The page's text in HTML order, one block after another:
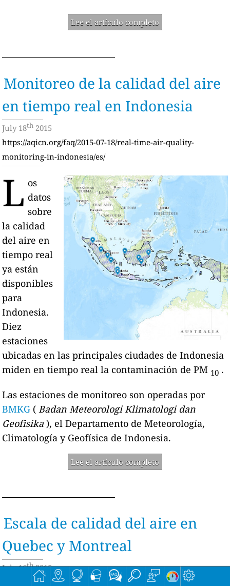
Lee el artículo completo
Monitoreo de la calidad del aire
en tiempo real en Indonesia
July 18th 2015
https://aqicn.org/faq/2015-07-18/real-time-air-quality-
monitoring-in-indonesia/es/
L os
datos
sobre
la calidad
del aire en
tiempo real
ya están
disponibles
para
Indonesia.
Diez
estaciones
ubicadas en las principales ciudades de Indonesia
miden en tiempo real la contaminación de PM 10 .
Las estaciones de monitoreo son operadas por
BMKG (Badan Meteorologi Klimatologi dan
Geofisika ), el Departamento de Meteorología,
Climatología y Geofísica de Indonesia.
Lee el artículo completo
Escala de calidad del aire en
Quebec y Montreal
July 16th2015
https://aqicn.org/faq/2015-07-16/air-quality-scale-in-quebec-